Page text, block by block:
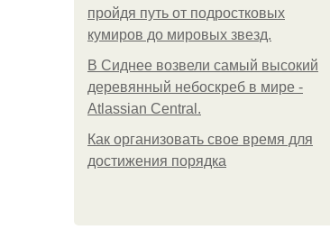
пройдя путь от подростковых
кумиров до мировых звезд.
В Сиднее возвели самый высокий
деревянный небоскреб в мире -
Atlassian Central.
Как организовать свое время для
достижения порядка